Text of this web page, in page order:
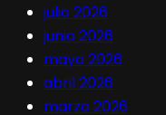
julio 2026
junio 2026
mayo 2026
abril 2026
marzo 2026